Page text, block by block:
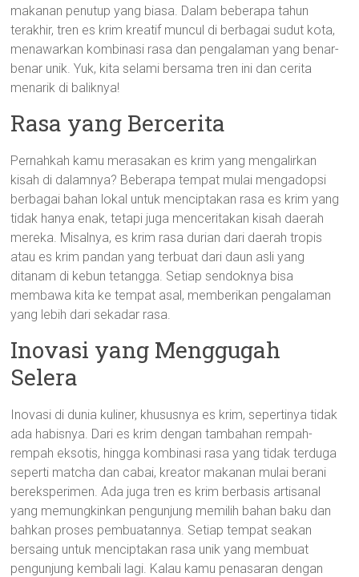
makanan penutup yang biasa. Dalam beberapa tahun
terakhir, tren es krim kreatif muncul di berbagai sudut kota,
menawarkan kombinasi rasa dan pengalaman yang benar-
benar unik. Yuk, kita selami bersama tren ini dan cerita
menarik di baliknya!
Rasa yang Bercerita
Pernahkah kamu merasakan es krim yang mengalirkan
kisah di dalamnya? Beberapa tempat mulai mengadopsi
berbagai bahan lokal untuk menciptakan rasa es krim yang
tidak hanya enak, tetapi juga menceritakan kisah daerah
mereka. Misalnya, es krim rasa durian dari daerah tropis
atau es krim pandan yang terbuat dari daun asli yang
ditanam di kebun tetangga. Setiap sendoknya bisa
membawa kita ke tempat asal, memberikan pengalaman
yang lebih dari sekadar rasa.
Inovasi yang Menggugah
Selera
Inovasi di dunia kuliner, khususnya es krim, sepertinya tidak
ada habisnya. Dari es krim dengan tambahan rempah-
rempah eksotis, hingga kombinasi rasa yang tidak terduga
seperti matcha dan cabai, kreator makanan mulai berani
bereksperimen. Ada juga tren es krim berbasis artisanal
yang memungkinkan pengunjung memilih bahan baku dan
bahkan proses pembuatannya. Setiap tempat seakan
bersaing untuk menciptakan rasa unik yang membuat
pengunjung kembali lagi. Kalau kamu penasaran dengan